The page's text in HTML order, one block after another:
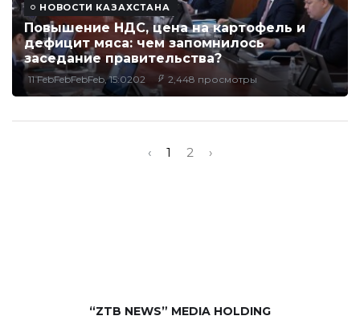
НОВОСТИ КАЗАХСТАНА
Повышение НДС, цена на картофель и
дефицит мяса: чем запомнилось
заседание правительства?
11 FebFebFebFeb, 15:0202 2,448 просмотры
‹ 1 2 ›
“ZTB NEWS” MEDIA HOLDING